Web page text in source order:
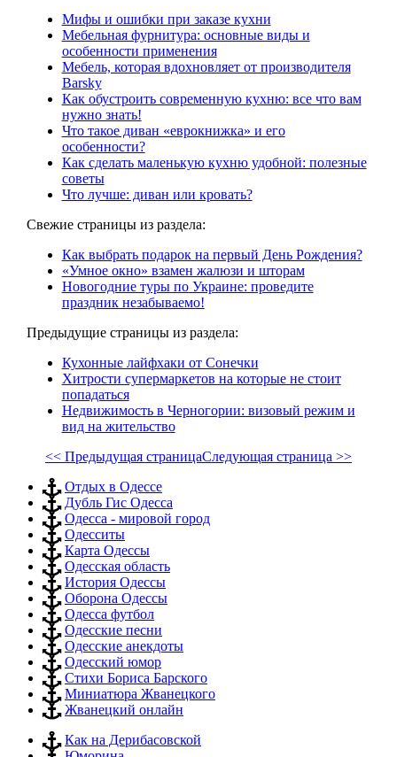
Мифы и ошибки при заказе кухни
Мебельная фурнитура: основные виды и
особенности применения
Мебель, которая вдохновляет от производителя
Barsky
Как обустроить современную кухню: все что вам
нужно знать!
Что такое диван «еврокнижка» и его
особенности?
Как сделать маленькую кухню удобной: полезные
советы
Что лучше: диван или кровать?
Свежие страницы из раздела:
Как выбрать подарок на первый День Рождения?
«Умное окно» взамен жалюзи и шторам
Новогодние туры по Украине: проведите
праздник незабываемо!
Предыдущие страницы из раздела:
Кухонные лайфхаки от Сонечки
Хитрости супермаркетов на которые не стоит
попадаться
Недвижимость в Черногории: визовый режим и
вид на жительство
<< Предыдущая страницаСледующая страница >>
Отдых в Одессе
Дубль Гис Одесса
Одесса - мировой город
Одесситы
Карта Одессы
Одесская область
История Одессы
Оборона Одессы
Одесса футбол
Одесские песни
Одесские анекдоты
Одесский юмор
Стихи Бориса Барского
Миниатюра Жванецкого
Жванецкий онлайн
Как на Дерибасовской